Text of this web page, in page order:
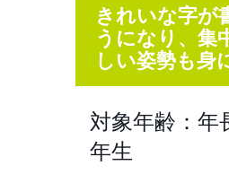
きれいな字が
うになり、集
しい姿勢も身
対象年齢：年
年生